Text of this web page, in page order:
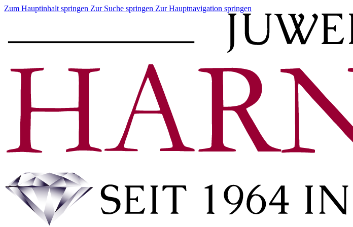
Zum Hauptinhalt springen Zur Suche springen Zur Hauptnavigation springen